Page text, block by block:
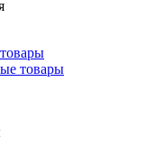
товары